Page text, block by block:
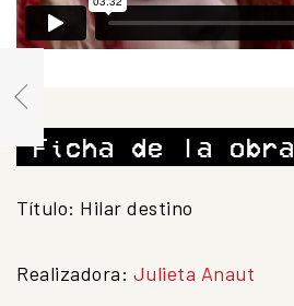
Ficha de la obra
Título: Hilar destino
Realizadora: Julieta Anaut